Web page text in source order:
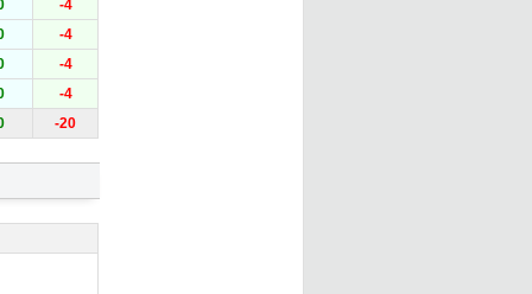
-4
-4
-4
-4
-20